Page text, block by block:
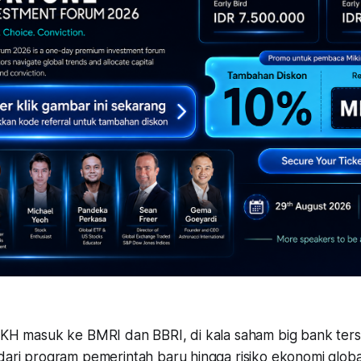
masuk ke BMRI dan BBRI, di kala saham big bank
program pemerintah baru hingga risiko ekonomi